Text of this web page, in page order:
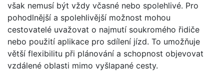
však nemusí být vždy včasné nebo spolehlivé. Pro
pohodlnější a spolehlivější možnost mohou
cestovatelé uvažovat o najmutí soukromého řidiče
nebo použití aplikace pro sdílení jízd. To umožňuje
větší flexibilitu při plánování a schopnost objevovat
vzdálené oblasti mimo vyšlapané cesty.